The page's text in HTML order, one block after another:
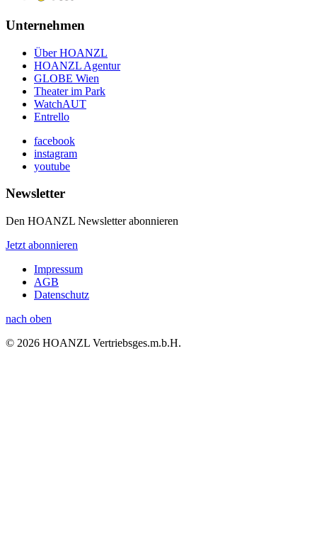
Unternehmen
Über HOANZL
HOANZL Agentur
GLOBE Wien
Theater im Park
WatchAUT
Entrello
facebook
instagram
youtube
Newsletter
Den HOANZL Newsletter abonnieren
Jetzt abonnieren
Impressum
AGB
Datenschutz
nach oben
© 2026 HOANZL Vertriebsges.m.b.H.